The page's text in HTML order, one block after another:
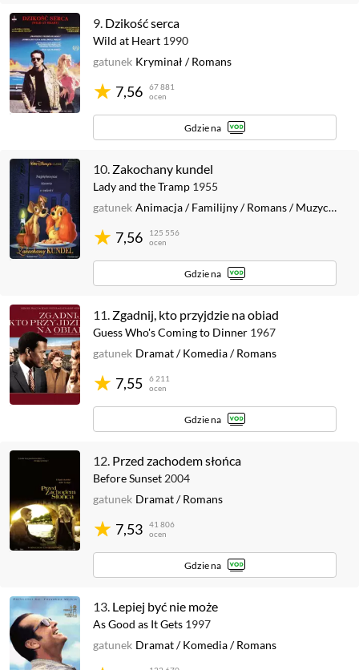
9. Dzikość serca
Wild at Heart 1990
7,56
67 881
ocen
gatunek Kryminał /Romans
Gdzie na
10. Zakochany kundel
Lady and the Tramp 1955
7,56
125 556
ocen
gatunek Animacja/Familijny/Romans/Muzyczny
Gdzie na
11. Zgadnij, kto przyjdzie na obiad
Guess Who's Coming to Dinner 1967
7,55
6 211
ocen
gatunek Dramat/Komedia/Romans
Gdzie na
12. Przed zachodem słońca
Before Sunset 2004
7,53
41 806
ocen
gatunek Dramat/Romans
Gdzie na
13. Lepiej być nie może
As Good as It Gets 1997
gatunek Dramat/Komedia/Romans